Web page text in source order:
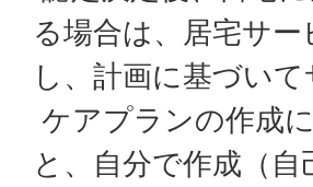
る場合は、居宅サ
し、計画に基づい
ケアプランの作成
と、自分で作成（